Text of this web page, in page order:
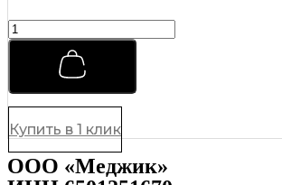
Матовая
глина
кератином
для
укладки
Morgans
Matt
Clay
120
Купить в 1 клик
ООО «Меджик»